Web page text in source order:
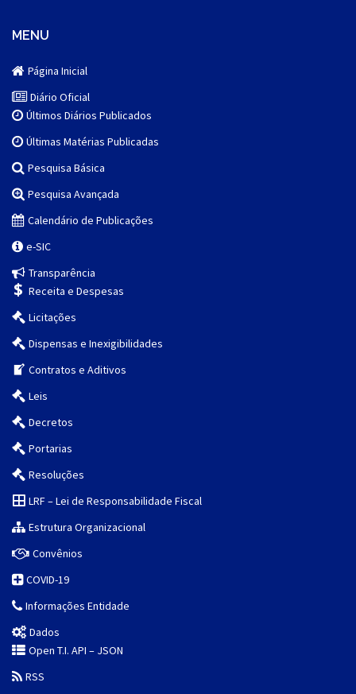
MENU
Página Inicial
Diário Oficial
Últimos Diários Publicados
Últimas Matérias Publicadas
Pesquisa Básica
Pesquisa Avançada
Calendário de Publicações
e-SIC
Transparência
Receita e Despesas
Licitações
Dispensas e Inexigibilidades
Contratos e Aditivos
Leis
Decretos
Portarias
Resoluções
LRF – Lei de Responsabilidade Fiscal
Estrutura Organizacional
Convênios
COVID-19
Informações Entidade
Dados
Open T.I. API – JSON
RSS